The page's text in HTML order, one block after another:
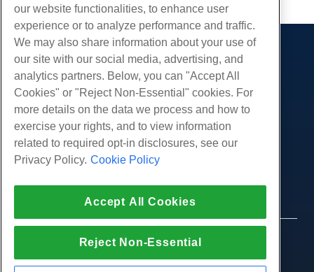
Des produits
Hébergement Web
Hébergement professionnel
Revendeur Hébergeur
Revendeur en marque blanche
Géré Linux VPS
Windows gérés VPS
Windows non géré VPS
Serveurs Cloud
Équilibreurs de charge
Stockage de blocs
Prestations de service
Migrations de sites Web
Communauté
Documentation produit
Tutoriels
Compagnie
À propos de nous
Centres de données
presse
Programme d'affiliation
Politique de confidentialité
Forces de l'ordre
Accord d'affiliation
Chat en direct avec nous
Ouvrez un ticket de support
© 2010-2026 Hostwinds, une HostPapa Inc.
entreprise.
Tous les droits sont réservés.
our website functionalities, to enhance user
experience or to analyze performance and traffic.
We may also share information about your use of
our site with our social media, advertising, and
analytics partners. Below, you can "Accept All
Cookies" or "Reject Non-Essential" cookies. For
more details on the data we process and how to
exercise your rights, and to view information
related to required opt-in disclosures, see our
Privacy Policy. Cookie Policy
Accept All Cookies
Reject Non-Essential